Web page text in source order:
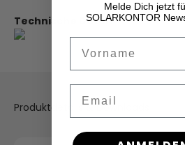
Technische Daten
Produktdetails & Downloads
Melde Dich jetzt
SOLARKONTOR